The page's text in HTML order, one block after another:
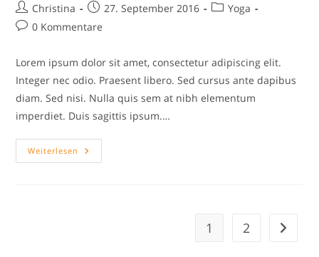
Beitrags-
Autor:
Christina
Beitrag
veröffentlicht:
27. September 2016
Beitrags-
Yoga
Beitrags-
0 Kommentare
Lorem ipsum dolor sit amet, consectetur adipiscing elit.
Integer nec odio. Praesent libero. Sed cursus ante dapibus
diam. Sed nisi. Nulla quis sem at nibh elementum
imperdiet. Duis sagittis ipsum.…
Weiterlesen Duis
Sagitis
1 2 Gehe